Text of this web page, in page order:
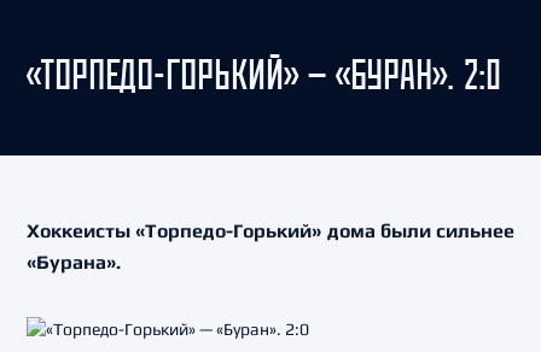
«ТОРПЕДО-ГОРЬКИЙ» — «БУРАН». 2:0
Хоккеисты «Торпедо-Горький» дома были сильнее
«Бурана».